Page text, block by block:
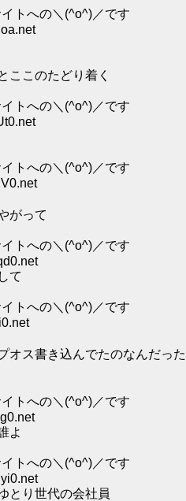
トへの＼(^o^)／です
ここのたどり着く
トへの＼(^o^)／です
トへの＼(^o^)／です
がって
トへの＼(^o^)／です
て
トへの＼(^o^)／です
オス書き込んでたのなんだった
トへの＼(^o^)／です
よ
トへの＼(^o^)／です
とり世代の会社員